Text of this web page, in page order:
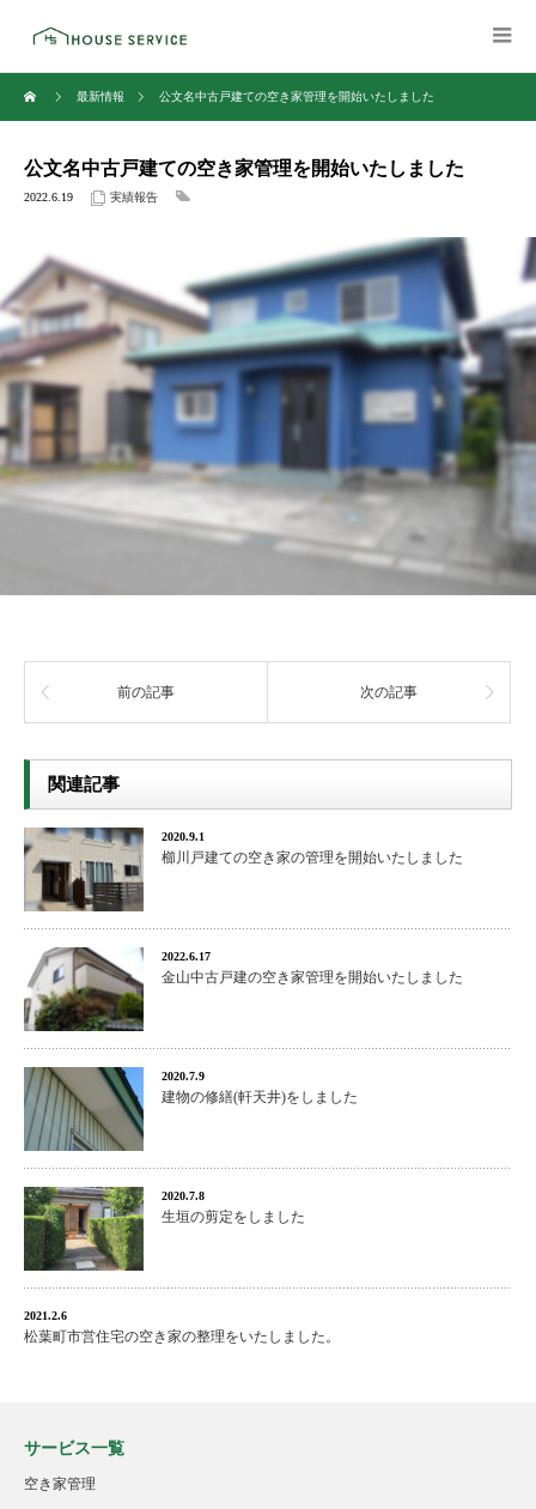
最新情報 公文名中古戸建ての空き家管理を開始いたしました
公文名中古戸建ての空き家管理を開始いたしました
2022.6.19 実績報告
前の記事 次の記事
関連記事
2020.9.1
櫛川戸建ての空き家の管理を開始いたしました
2022.6.17
金山中古戸建の空き家管理を開始いたしました
2020.7.9
建物の修繕(軒天井)をしました
2020.7.8
生垣の剪定をしました
2021.2.6
松葉町市営住宅の空き家の整理をいたしました。
サービス一覧
空き家管理